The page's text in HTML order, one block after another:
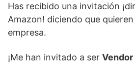
Has recibido una invitación
Amazon! diciendo que
empresa.
¡Me han invitado a ser Vendor